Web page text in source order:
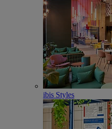
ibis Styles